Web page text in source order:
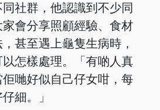
社群，他認識到不少同
會分享照顧經驗、食材
甚至遇上龜隻生病時，
怎樣處理。「有啲人真
哋好似自己仔女咁，每
細。」